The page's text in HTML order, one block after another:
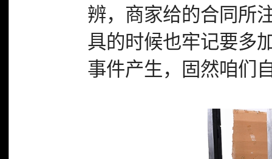
辨，商家给的合同所
具的时候也牢记要多
事件产生，固然咱们